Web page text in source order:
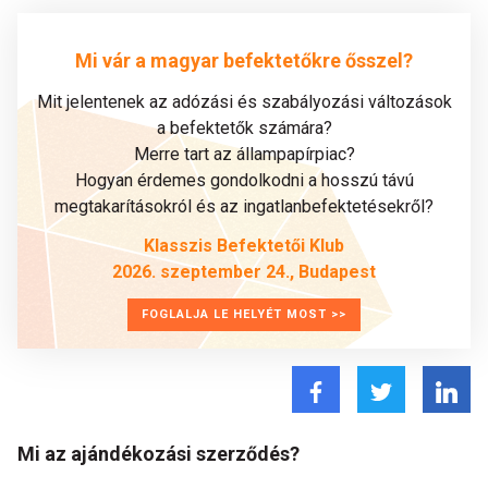
Mi vár a magyar befektetőkre ősszel?
Mit jelentenek az adózási és szabályozási változások
a befektetők számára?
Merre tart az állampapírpiac?
Hogyan érdemes gondolkodni a hosszú távú
megtakarításokról és az ingatlanbefektetésekről?
Klasszis Befektetői Klub
2026. szeptember 24., Budapest
FOGLALJA LE HELYÉT MOST >>
Mi az ajándékozási szerződés?